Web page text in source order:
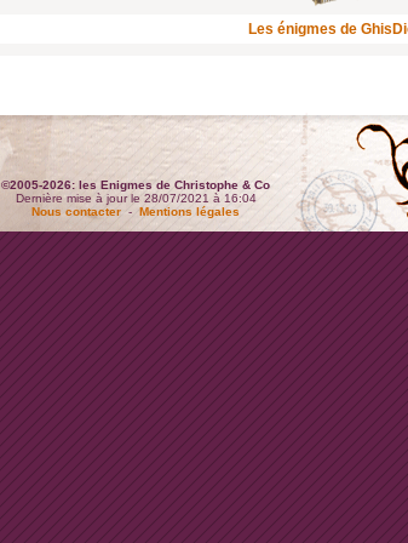
Les énigmes de
©2005-2026: les Enigmes de Christophe & Co
Dernière mise à jour le 28/07/2021 à 16:04
Nous contacter -Mentions légales